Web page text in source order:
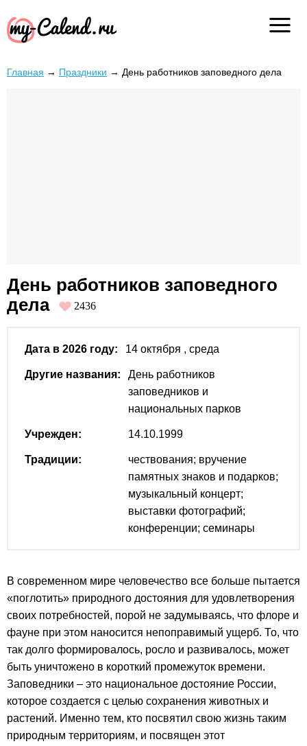
Главная → Праздники → День работников заповедного дела
День работников заповедного
дела
2436
Дата в 2026 году: 14 октября , среда
Другие названия:
День работников
заповедников и
национальных парков
Учрежден: 14.10.1999
Традиции:
чествования; вручение
памятных знаков и подарков;
музыкальный концерт;
выставки фотографий;
конференции; семинары
В современном мире человечество все больше пытается
«поглотить» природного достояния для удовлетворения
своих потребностей, порой не задумываясь, что флоре и
фауне при этом наносится непоправимый ущерб. То, что
так долго формировалось, росло и развивалось, может
быть уничтожено в короткий промежуток времени.
Заповедники – это национальное достояние России,
которое создается с целью сохранения животных и
растений. Именно тем, кто посвятил свою жизнь таким
природным территориям, и посвящен этот